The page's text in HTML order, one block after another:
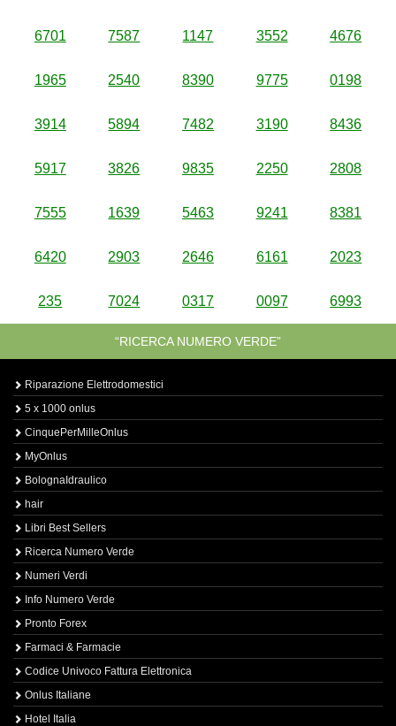
6701 7587 1147 3552 4676
1965 2540 8390 9775 0198
3914 5894 7482 3190 8436
5917 3826 9835 2250 2808
7555 1639 5463 9241 8381
6420 2903 2646 6161 2023
235 7024 0317 0097 6993
“RICERCA NUMERO VERDE”
Riparazione Elettrodomestici
5 x 1000 onlus
CinquePerMilleOnlus
MyOnlus
BolognaIdraulico
hair
Libri Best Sellers
Ricerca Numero Verde
Numeri Verdi
Info Numero Verde
Pronto Forex
Farmaci & Farmacie
Codice Univoco Fattura Elettronica
Onlus Italiane
Hotel Italia